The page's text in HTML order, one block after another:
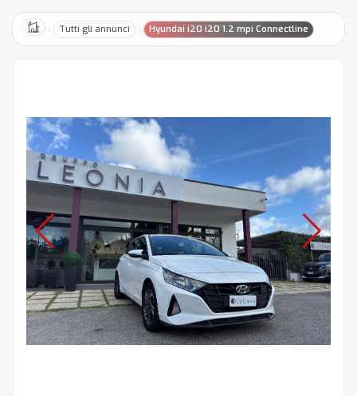
HomeTutti gli annunci Hyundai i20 i20 1.2 mpi Connectline